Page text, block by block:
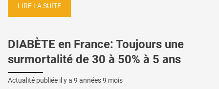
LIRE LA SUITE
DIABÈTE en France: Toujours une
surmortalité de 30 à 50% à 5 ans
Actualité publiée il y a 9 années 9 mois